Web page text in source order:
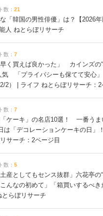
数： 21
「韓国の男性俳優」は？【2026
人 ねとらぼリサーチ
数： 7
早く買えば良かった」 カインズの
気 「プライバシーも保てて安心
2） | ライフ ねとらぼリサーチ：2
数： 7
ケーキ」の名店10選！ 一番うま
は「デコレーションケーキの日」
サーチ：2ページ目
数： 5
土産としてもセンス抜群」六花亭の
んなの初めて」「箱買いするべき
とらぼリサーチ